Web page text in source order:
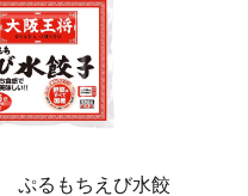
ぷるもちえび水餃